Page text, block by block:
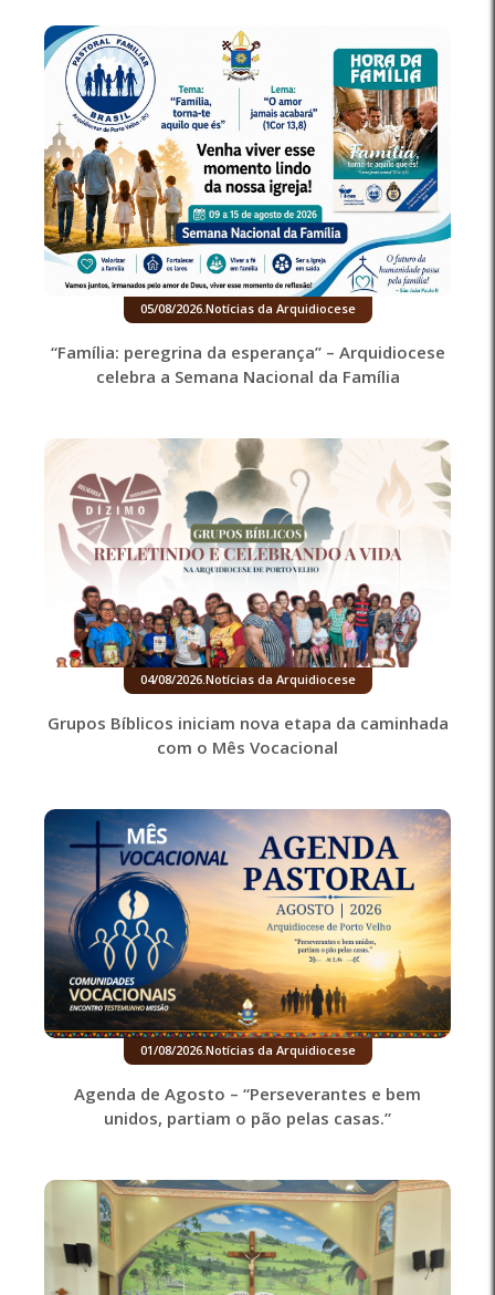
05/08/2026.Notícias da Arquidiocese
“Família: peregrina da esperança” – Arquidiocese
celebra a Semana Nacional da Família
04/08/2026.Notícias da Arquidiocese
Grupos Bíblicos iniciam nova etapa da caminhada
com o Mês Vocacional
01/08/2026.Notícias da Arquidiocese
Agenda de Agosto – “Perseverantes e bem
unidos, partiam o pão pelas casas.”